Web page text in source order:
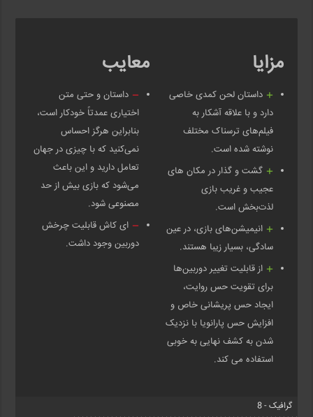
مزایا
داستان لحن کمدی خاصی
دارد و با علاقه آشکار به
فیلم‌های ترسناک مختلف
نوشته شده است.
گشت و گذار در مکان های
عجیب و غریب بازی
لذت‌بخش است.
انیمیشن‌های بازی، در عین
سادگی، بسیار زیبا هستند.
از قابلیت تغییر دوربین‌ها
برای تقویت حس روایت،
ایجاد حس پریشانی خاص و
افزایش حس پارانویا با نزدیک
شدن به کشف نهایی به خوبی
استفاده می کند.
معایب
داستان و حتی متن
اختیاری عمدتاً خودکار است،
بنابراین هرگز احساس
نمی‌کنید که با چیزی در جهان
تعامل دارید و این باعث
می‌شود که بازی بیش از حد
مصنوعی شود.
ای کاش قابلیت چرخش
دوربین وجود داشت.
گرافیک - 8